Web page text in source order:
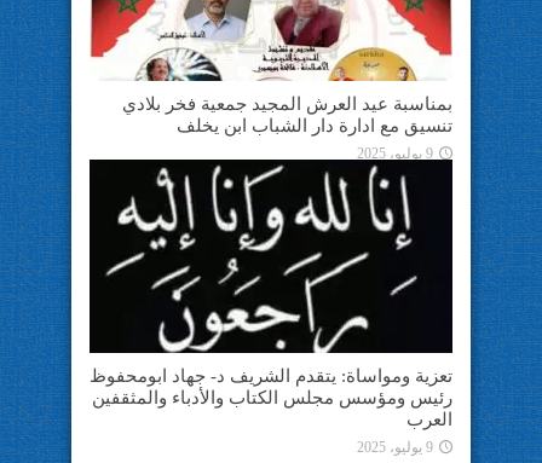
بمناسبة عيد العرش المجيد جمعية فخر بلادي
تنسيق مع ادارة دار الشباب ابن يخلف
9 يوليو، 2025
تعزية ومواساة: يتقدم الشريف د- جهاد ابومحفوظ
رئيس ومؤسس مجلس الكتاب والأدباء والمثقفين
العرب
9 يوليو، 2025